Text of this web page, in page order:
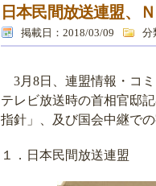
全日本ろうあ
日本民間放送連盟、
掲載日：2018/03/09 分
3月8日、連盟情報・コミ
テレビ放送時の首相官邸
指針」、及び国会中継で
１．日本民間放送連盟